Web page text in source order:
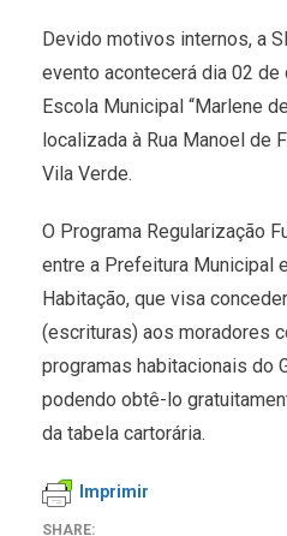
Devido motivos internos, a
evento acontecerá dia 02 de
Escola Municipal “Marlene
localizada à Rua Manoel de
Vila Verde.
O Programa Regularização
entre a Prefeitura Municipal
Habitação, que visa
(escrituras) aos moradores
programas habitacionais do
podendo obtê-lo
da tabela cartorária.
Imprimir